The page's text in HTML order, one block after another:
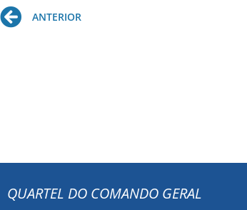
Prev
ANTERIOR
QUARTEL DO COMANDO GERAL